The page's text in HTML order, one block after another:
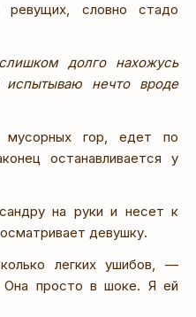
словно стадо
долго нахожусь
нечто вроде
гор, едет по
останавливается у
на руки и несет к
девушку.
легких ушибов, —
Она просто в шоке. Я ей